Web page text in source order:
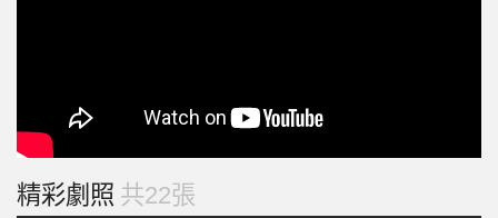
精彩劇照 共22張